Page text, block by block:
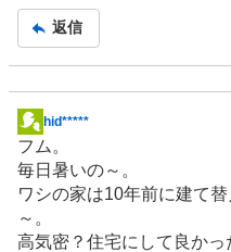
返信
掲
示
板
記
事
hid*****
フム。
毎日暑いの～。
ワシの家は10年前に建て
～。
高気密？ 住宅にして良かっ